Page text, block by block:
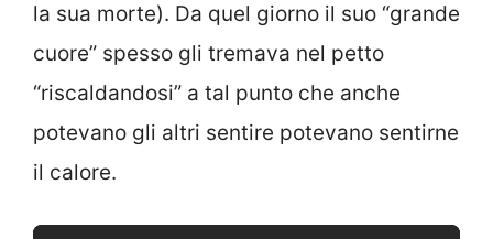
la sua morte). Da quel giorno il suo “grande
cuore” spesso gli tremava nel petto
“riscaldandosi” a tal punto che anche
potevano gli altri sentire potevano sentirne
il calore.